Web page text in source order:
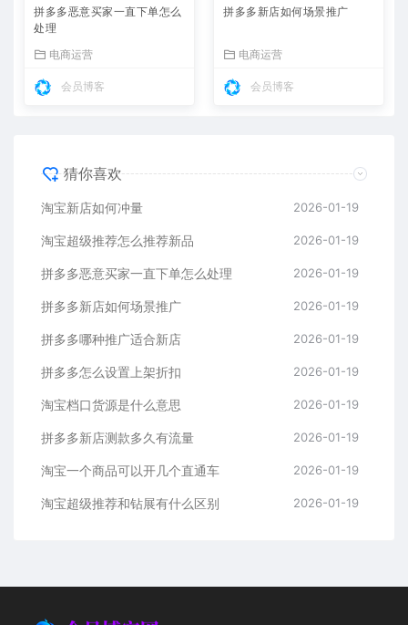
拼多多恶意买家一直下单怎么
处理
电商运营
会员博客
拼多多新店如何场景推广
电商运营
会员博客
猜你喜欢
淘宝新店如何冲量 2026-01-19
淘宝超级推荐怎么推荐新品 2026-01-19
拼多多恶意买家一直下单怎么处理 2026-01-19
拼多多新店如何场景推广 2026-01-19
拼多多哪种推广适合新店 2026-01-19
拼多多怎么设置上架折扣 2026-01-19
淘宝档口货源是什么意思 2026-01-19
拼多多新店测款多久有流量 2026-01-19
淘宝一个商品可以开几个直通车 2026-01-19
淘宝超级推荐和钻展有什么区别 2026-01-19